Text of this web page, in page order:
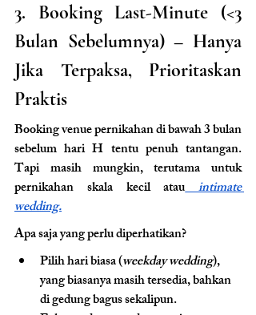
3. Booking Last-Minute (<3
Bulan Sebelumnya) – Hanya
Jika Terpaksa, Prioritaskan
Praktis
Booking venue pernikahan di bawah 3 bulan
sebelum hari H tentu penuh tantangan.
Tapi masih mungkin, terutama untuk
pernikahan skala kecil atau intimate
wedding.
Apa saja yang perlu diperhatikan?
Pilih hari biasa (weekday wedding),
yang biasanya masih tersedia, bahkan
di gedung bagus sekalipun.